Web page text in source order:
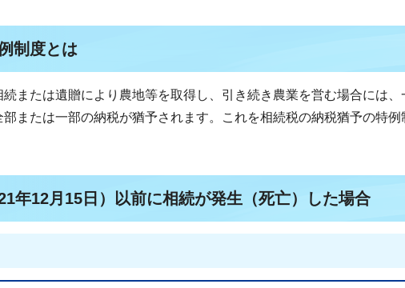
制度とは
または遺贈により農地等を取得し、引き続き農業を営む場合には、
または一部の納税が猶予されます。これを相続税の納税猶予の特例
年12月15日）以前に相続が発生（死亡）した場合